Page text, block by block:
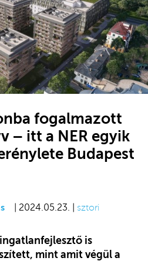
fogalmazott
– itt a NER egyik
Budapest
| 2024.05.23. | sztori
is
mint amit végül a